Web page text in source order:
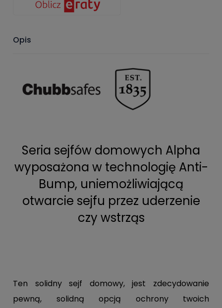
Opis
Seria sejfów domowych Alpha
wyposażona w technologię Anti-
Bump, uniemożliwiającą
otwarcie sejfu przez uderzenie
czy wstrząs
Ten solidny sejf domowy, jest zdecydowanie
pewną, solidną opcją ochrony twoich